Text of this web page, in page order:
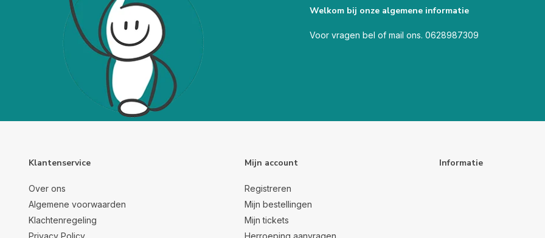
Welkom bij onze algemene informatie
Voor vragen bel of mail ons. 0628987309
Klantenservice
Over ons
Algemene voorwaarden
Klachtenregeling
Mijn account
Registreren
Mijn bestellingen
Mijn tickets
Informatie